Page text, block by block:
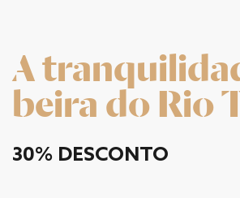
A
beira do Rio
30% DESCONTO